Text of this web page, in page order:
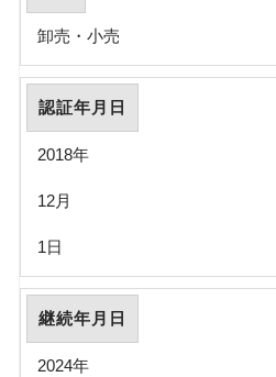
卸売・小売
認証年月日
2018年
12月
1日
継続年月日
2024年